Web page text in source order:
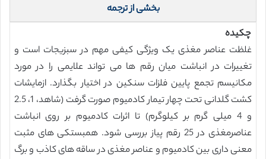
بخشی از ترجمه
چکیده
غلظت عناصر مغذی یک ویژگی کیفی مهم در سبزیجات است و
تغییرات در انباشت میان رقم ها می تواند علایمی را در مورد
مکانیسم تجمع پایین فلزات سنکین در اختیار بگذارد. ازمایشات
کشت گلدانی تحت چهار تیمار کادمیوم صورت گرفت (شاهد، 1، 2.5
و 4 میلی گرم بر کیلوگرم) تا اثرات کادمیوم بر روی انباشت
عناصرمغذی در 25 رقم پیاز بررسی شود. همبستکی های مثبت
معنی داری بین کادمیوم و عناصر مغذی در ساقه های کاذب و برگ